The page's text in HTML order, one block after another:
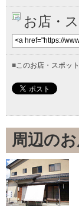
お店・
■ このお店・スポッ
周辺の